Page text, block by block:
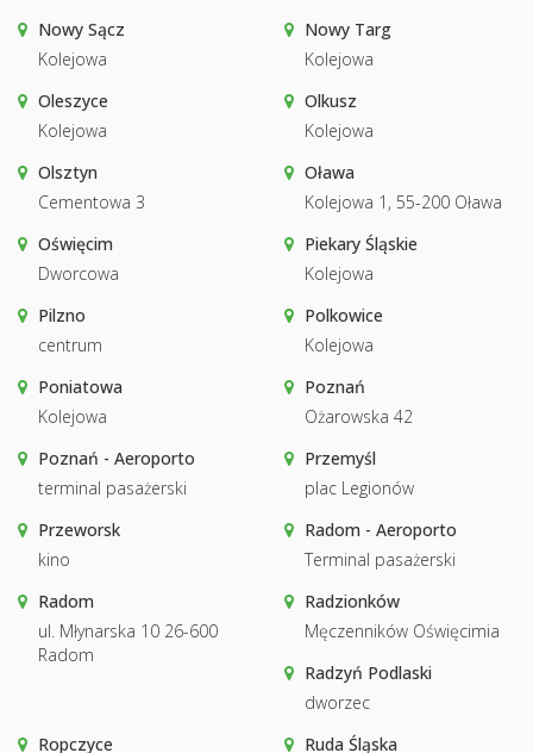
Nowy Sącz
Kolejowa
Nowy Targ
Kolejowa
Oleszyce
Kolejowa
Olkusz
Kolejowa
Olsztyn
Cementowa 3
Oława
Kolejowa 1, 55-200 Oława
Oświęcim
Dworcowa
Piekary Śląskie
Kolejowa
Pilzno
centrum
Polkowice
Kolejowa
Poniatowa
Kolejowa
Poznań
Ożarowska 42
Poznań - Aeroporto
terminal pasażerski
Przemyśl
plac Legionów
Przeworsk
kino
Radom - Aeroporto
Terminal pasażerski
Radom
ul. Młynarska 10 26-600
Radom
Radzionków
Męczenników Oświęcimia
Radzyń Podlaski
dworzec
Ropczyce
Ruda Śląska